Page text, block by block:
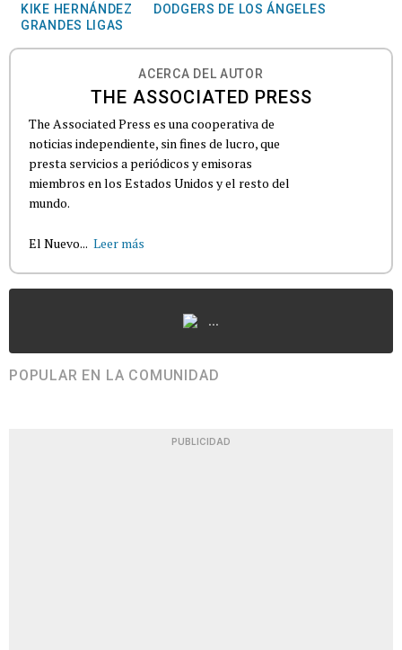
KIKE HERNÁNDEZ
DODGERS DE LOS ÁNGELES
GRANDES LIGAS
ACERCA DEL AUTOR
THE ASSOCIATED PRESS
The Associated Press es una cooperativa de
noticias independiente, sin fines de lucro, que
presta servicios a periódicos y emisoras
miembros en los Estados Unidos y el resto del
mundo.
El Nuevo... Leer más
...
POPULAR EN LA COMUNIDAD
PUBLICIDAD